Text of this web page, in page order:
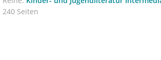
240 Seiten